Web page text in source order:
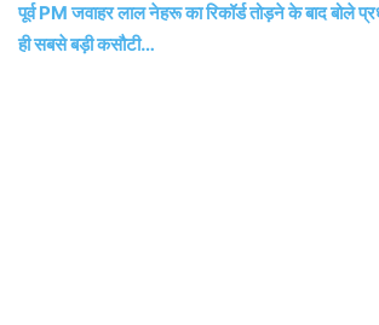
पूर्व PM जवाहर लाल नेहरू का रिकॉर्ड तोड़ने के बाद बोले
ही सबसे बड़ी कसौटी…